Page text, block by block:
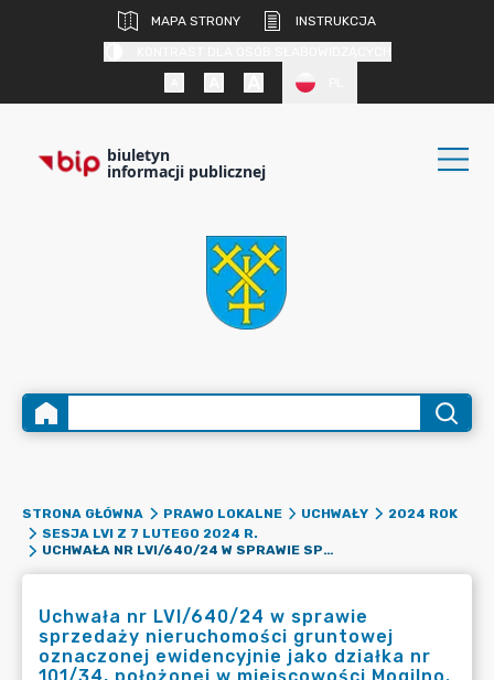
MAPA STRONY
INSTRUKCJA
biuletyn
informacji publicznej
STRONA GŁÓWNA PRAWO LOKALNE UCHWAŁY
2024 ROK
SESJA LVI Z 7 LUTEGO 2024 R.
UCHWAŁA NR LVI/640/24 W SPRAWIE SPRZEDAŻY NIERUCHOMOŚCI GRUNTOWEJ OZNACZONEJ EWIDENCYJNIE JAKO DZIAŁKA NR 101/34, POŁOŻONEJ W MIEJSCOWOŚCI MOGILNO.
Uchwała nr LVI/640/24 w sprawie
sprzedaży nieruchomości gruntowej
oznaczonej ewidencyjnie jako działka nr